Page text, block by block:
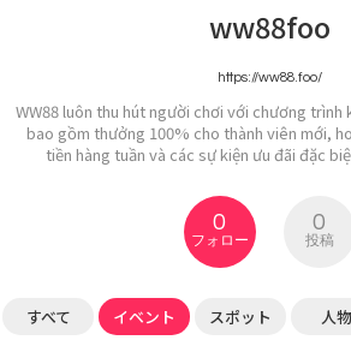
ww88foo
https://ww88.foo/
WW88 luôn thu hút người chơi với chương trình
bao gồm thưởng 100% cho thành viên mới,
tiền hàng tuần và các sự kiện ưu đãi đặc
0
フォロー
0
投稿
すべて イベント スポット 人物